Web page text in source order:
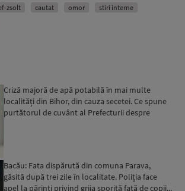
zsolt cautat omor
stiri interne
Criză majoră de apă potabilă în mai multe
localități din Bihor, din cauza secetei. Ce spune
purtătorul de cuvânt al Prefecturii despre
Bacău: Fata dispărută din comuna Parava,
găsită după trei zile în localitate. Poliția face
apel la părinți privind grija sporită față de copii...